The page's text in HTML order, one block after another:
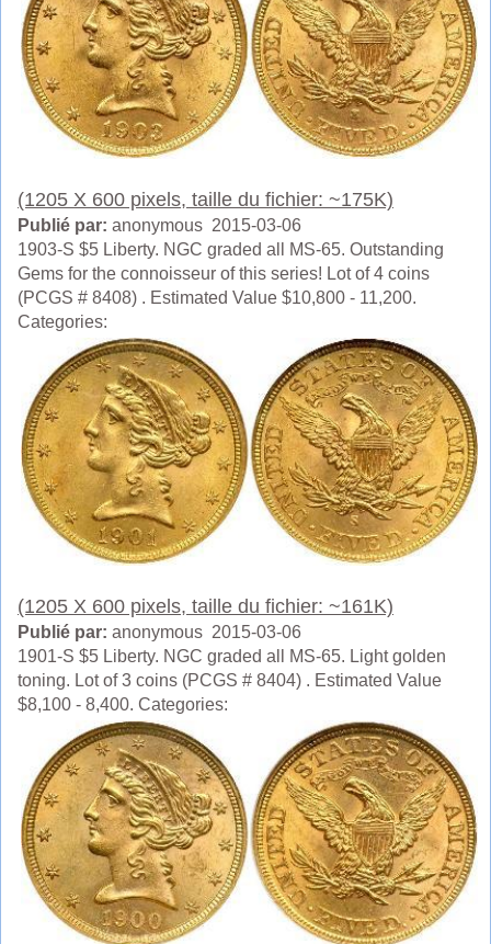
(1205 X 600 pixels, taille du fichier: ~175K)
Publié par: anonymous 2015-03-06
1903-S $5 Liberty. NGC graded all MS-65. Outstanding
Gems for the connoisseur of this series! Lot of 4 coins
(PCGS # 8408) . Estimated Value $10,800 - 11,200.
Categories:
(1205 X 600 pixels, taille du fichier: ~161K)
Publié par: anonymous 2015-03-06
1901-S $5 Liberty. NGC graded all MS-65. Light golden
toning. Lot of 3 coins (PCGS # 8404) . Estimated Value
$8,100 - 8,400. Categories: